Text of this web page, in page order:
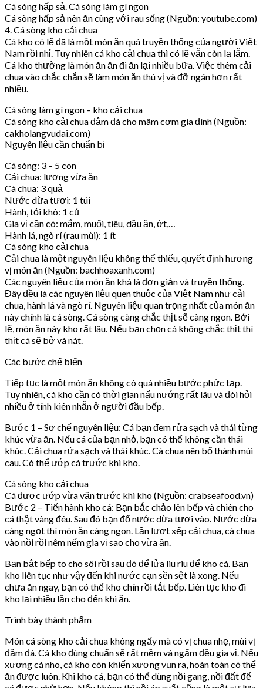
Cá sòng hấp sả. Cá sòng làm gì ngon
Cá sòng hấp sả nên ăn cùng với rau sống (Nguồn: youtube.com)
4. Cá sòng kho cải chua
Cá kho có lẽ đã là một món ăn quá truyền thống của người Việt
Nam rồi nhỉ. Tuy nhiên cá kho cải chua thì có lẽ vẫn còn lạ lẫm.
Cá kho thường là món ăn ăn đi ăn lại nhiều bữa. Việc thêm cải
chua vào chắc chắn sẽ làm món ăn thú vị và đỡ ngán hơn rất
nhiều.
Cá sòng làm gì ngon – kho cải chua
Cá sòng kho cải chua đậm đà cho mâm cơm gia đình (Nguồn:
cakholangvudai.com)
Nguyên liệu cần chuẩn bị
Cá sòng: 3 – 5 con
Cải chua: lượng vừa ăn
Cà chua: 3 quả
Nước dừa tươi: 1 túi
Hành, tỏi khô: 1 củ
Gia vị cần có: mắm, muối, tiêu, dầu ăn, ớt,…
Hành lá, ngò rí (rau mùi): 1 ít
Cá sòng kho cải chua
Cải chua là một nguyên liệu không thể thiếu, quyết định hương
vị món ăn (Nguồn: bachhoaxanh.com)
Các nguyên liệu của món ăn khá là đơn giản và truyền thống.
Đây đều là các nguyên liệu quen thuộc của Việt Nam như cải
chua, hành lá và ngò rí. Nguyên liệu quan trọng nhất của món ăn
này chính là cá sòng. Cá sòng càng chắc thịt sẽ càng ngon. Bởi
lẽ, món ăn này kho rất lâu. Nếu bạn chọn cá không chắc thịt thì
thịt cá sẽ bở và nát.
Các bước chế biến
Tiếp tục là một món ăn không có quá nhiều bước phức tạp.
Tuy nhiên, cá kho cần có thời gian nấu nướng rất lâu và đòi hỏi
nhiều ở tính kiên nhẫn ở người đầu bếp.
Bước 1 – Sơ chế nguyên liệu: Cá bạn đem rửa sạch và thái từng
khúc vừa ăn. Nếu cá của bạn nhỏ, bạn có thể không cần thái
khúc. Cải chua rửa sạch và thái khúc. Cà chua nên bổ thành múi
cau. Có thể ướp cá trước khi kho.
Cá sòng kho cải chua
Cá được ướp vừa văn trước khi kho (Nguồn: crabseafood.vn)
Bước 2 – Tiến hành kho cá: Bạn bắc chảo lên bếp và chiên cho
cá thật vàng đêu. Sau đó bạn đổ nước dừa tươi vào. Nước dừa
càng ngọt thì món ăn càng ngon. Lần lượt xếp cải chua, cà chua
vào nồi rồi nêm nếm gia vị sao cho vừa ăn.
Bạn bật bếp to cho sôi rồi sau đó để lửa liu riu để kho cá. Bạn
kho liên tục như vậy đến khi nước cạn sền sệt là xong. Nếu
chưa ăn ngay, bạn có thể kho chín rồi tắt bếp. Liên tục kho đi
kho lại nhiều lần cho đến khi ăn.
Trình bày thành phẩm
Món cá sòng kho cải chua không ngấy mà có vị chua nhẹ, mùi vị
đậm đà. Cá kho đúng chuẩn sẽ rất mềm và ngấm đều gia vị. Nếu
xương cá nho, cá kho còn khiến xương vụn ra, hoàn toàn có thể
ăn được luôn. Khi kho cá, bạn có thể dùng nồi gang, nồi đất để